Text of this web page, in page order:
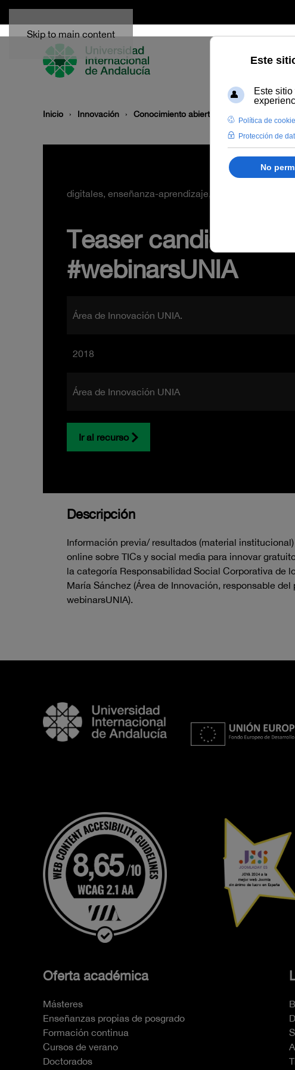
Skip to main content
Inicio Innovación Conocimiento abierto y difusión
digitales, enseñanza-aprendizaje, open learning,
Teaser candidatura
#webinarsUNIA
Área de Innovación UNIA.
2018
Área de Innovación UNIA
Ir al recurso
Descripción
Información previa/ resultados (material
online sobre TICs y social media para innovar
la categoría Responsabilidad Social Corporativa de
María Sánchez (Área de Innovación, responsable
webinarsUNIA).
Oferta académica
Másteres
Enseñanzas propias de posgrado
Formación continua
Cursos de verano
Doctorados